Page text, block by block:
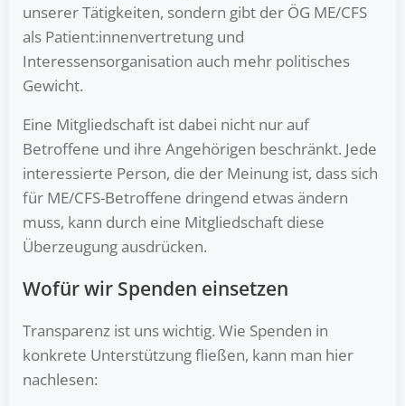
unserer Tätigkeiten, sondern gibt der ÖG ME/CFS
als Patient:innenvertretung und
Interessensorganisation auch mehr politisches
Gewicht.
Eine Mitgliedschaft ist dabei nicht nur auf
Betroffene und ihre Angehörigen beschränkt. Jede
interessierte Person, die der Meinung ist, dass sich
für ME/CFS-Betroffene dringend etwas ändern
muss, kann durch eine Mitgliedschaft diese
Überzeugung ausdrücken.
Wofür wir Spenden einsetzen
Transparenz ist uns wichtig. Wie Spenden in
konkrete Unterstützung fließen, kann man hier
nachlesen: